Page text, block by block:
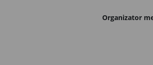
Organizator